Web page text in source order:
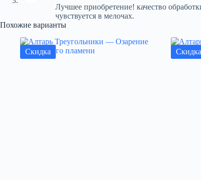
Лучшее приобретение! качество
чувствуется в мелочах.
Похожие варианты
Скидка Скидка